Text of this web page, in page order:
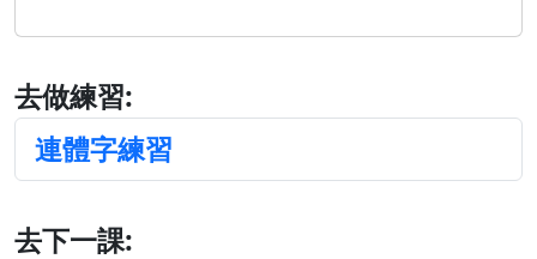
去做練習:
連體字練習
去下一課: